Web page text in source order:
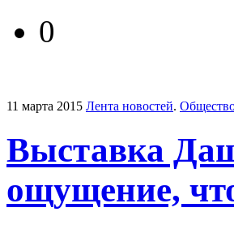
0
11 марта 2015 Лента новостей.
Выставка
ощущение,